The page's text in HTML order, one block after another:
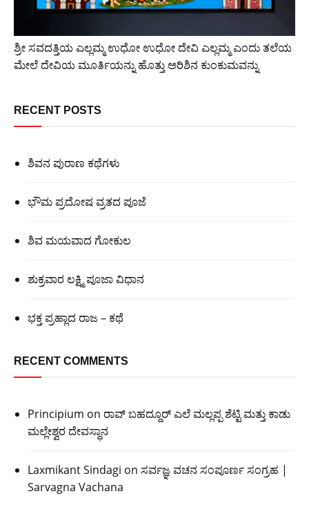
ಶ್ರೀ ಸವದತ್ತಿಯ ಎಲ್ಲಮ್ಮ ಉಧೋ ಉಧೋ ದೇವಿ ಎಲ್ಲಮ್ಮ ಎಂದು ತಲೆಯ
ಮೇಲೆ ದೇವಿಯ ಮೂರ್ತಿಯನ್ನು ಹೊತ್ತು ಅರಿಶಿನ ಕುಂಕುಮವನ್ನು
RECENT POSTS
ಶಿವನ ಪುರಾಣ ಕಥೆಗಳು
ಭೌಮ ಪ್ರದೋಷ ವ್ರತದ ಪೂಜೆ
ಶಿವ ಮಯವಾದ ಗೋಕುಲ
ಶುಕ್ರವಾರ ಲಕ್ಷ್ಮಿ ಪೂಜಾ ವಿಧಾನ
ಭಕ್ತ ಪ್ರಹ್ಲಾದ ರಾಜ – ಕಥೆ
RECENT COMMENTS
Principium on ರಾವ್ ಬಹದ್ದೂರ್ ಎಲೆ ಮಲ್ಲಪ್ಪ ಶೆಟ್ಟಿ ಮತ್ತು ಕಾಡು
ಮಲ್ಲೇಶ್ವರ ದೇವಸ್ಥಾನ
Laxmikant Sindagi on ಸರ್ವಜ್ಞ ವಚನ ಸಂಪೂರ್ಣ ಸಂಗ್ರಹ |
Sarvagna Vachana